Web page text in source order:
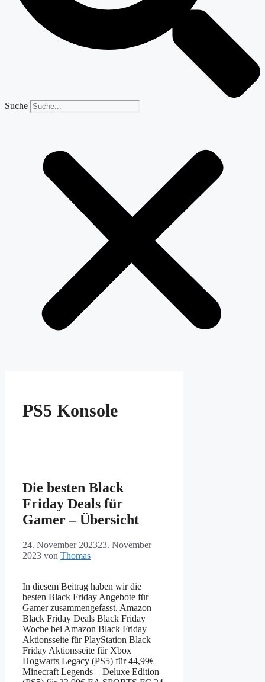
Suche
PS5 Konsole
Die besten Black
Friday Deals für
Gamer – Übersicht
24. November 202323. November
2023 von Thomas
In diesem Beitrag haben wir die
besten Black Friday Angebote für
Gamer zusammengefasst. Amazon
Black Friday Deals Black Friday
Woche bei Amazon Black Friday
Aktionsseite für PlayStation Black
Friday Aktionsseite für Xbox
Hogwarts Legacy (PS5) für 44,99€
Minecraft Legends – Deluxe Edition